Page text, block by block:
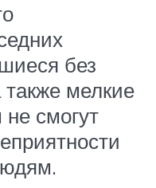
без
мелкие
не смогут